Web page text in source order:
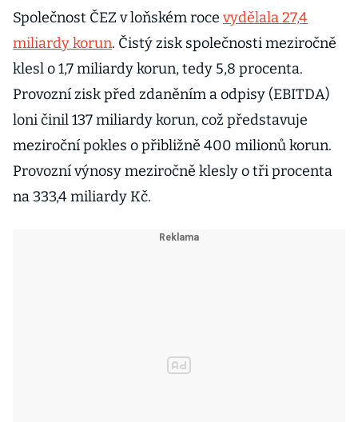
Společnost ČEZ v loňském roce vydělala 27,4
miliardy korun. Čistý zisk společnosti meziročně
klesl o 1,7 miliardy korun, tedy 5,8 procenta.
Provozní zisk před zdaněním a odpisy (EBITDA)
loni činil 137 miliardy korun, což představuje
meziroční pokles o přibližně 400 milionů korun.
Provozní výnosy meziročně klesly o tři procenta
na 333,4 miliardy Kč.